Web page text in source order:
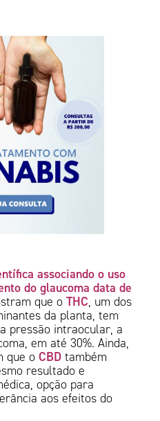
associando o uso
do glaucoma data de
que oTHC, um dos
da planta, tem
pressão intraocular, a
em até 30%. Ainda,
que oCBDtambém
resultado e
opção para
aos efeitos do